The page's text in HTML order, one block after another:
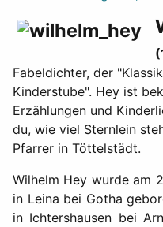
Fabeldichter, der
Kinderstube". Hey ist
Erzählungen und
du, wie viel Sternlein
Pfarrer in Töttelstädt.
Wilhelm Hey wurde am
in Leina bei Gotha
in Ichtershausen bei